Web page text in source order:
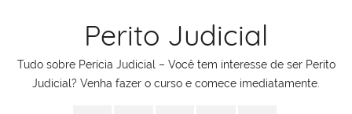
conteúdo
Perito Judicial
Tudo sobre Perícia Judicial – Você tem interesse de ser Perito
Judicial? Venha fazer o curso e comece imediatamente.